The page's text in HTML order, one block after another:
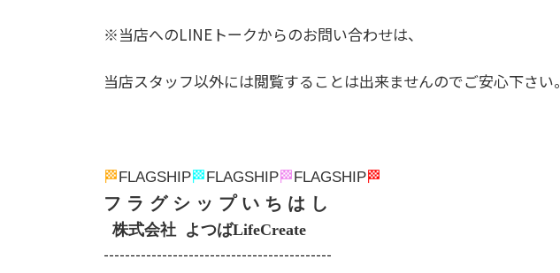
※当店へのLINEトークからのお問い合わせは、
当店スタッフ以外には閲覧することは出来ませんのでご安心下さい。
🏁 FLAGSHIP🏁 FLAGSHIP🏁 FLAGSHIP🏁
フ ラ グ シ ッ プ い ち は し
株式会社 よつばLifeCreate
-------------------------------------------